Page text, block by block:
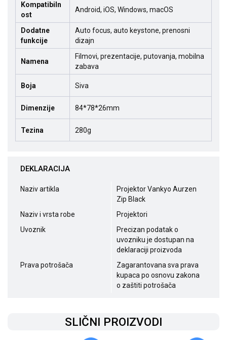
Kompatibiln
ost
Android, iOS, Windows, macOS
Dodatne
funkcije
Auto focus, auto keystone, prenosni
dizajn
Namena
Filmovi, prezentacije, putovanja, mobilna
zabava
Boja Siva
Dimenzije 84*78*26mm
Tezina 280g
DEKLARACIJA
Naziv artikla
Projektor Vankyo Aurzen
Zip Black
Naziv i vrsta robe
Projektori
Uvoznik
Precizan podatak o
uvozniku je dostupan na
deklaraciji proizvoda
Prava potrošača
Zagarantovana sva prava
kupaca po osnovu zakona
o zaštiti potrošača
SLIČNI PROIZVODI